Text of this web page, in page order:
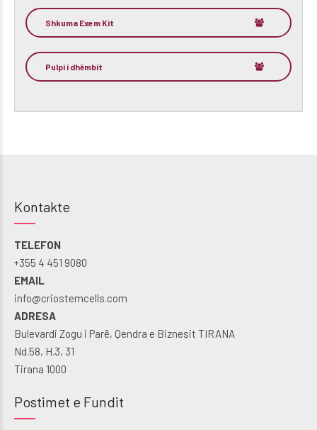
Shkuma Exem Kit
Pulpi i dhëmbit
Kontakte
TELEFON
+355 4 451 9080
EMAIL
info@criostemcells.com
ADRESA
Bulevardi Zogu i Parë, Qendra e Biznesit TIRANA
Nd.58, H.3, 31
Tirana 1000
Postimet e Fundit